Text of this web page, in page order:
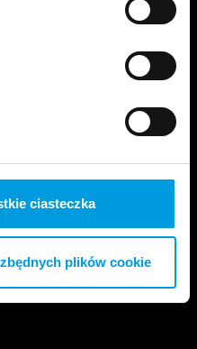
ciasteczka
plików cookie
Jak uczyć się od